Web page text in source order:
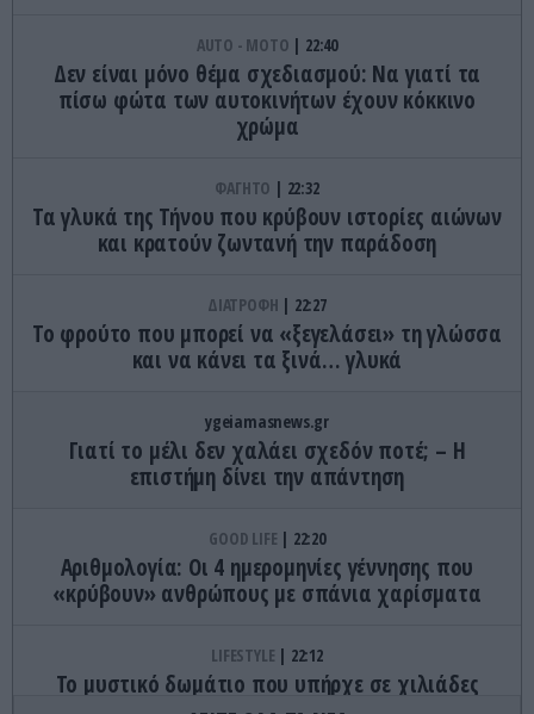
AUTO - MOTO 22:40
Δεν είναι μόνο θέμα σχεδιασμού: Να γιατί τα
πίσω φώτα των αυτοκινήτων έχουν κόκκινο
χρώμα
ΦΑΓΗΤΟ 22:32
Τα γλυκά της Τήνου που κρύβουν ιστορίες αιώνων
και κρατούν ζωντανή την παράδοση
ΔΙΑΤΡΟΦΗ 22:27
Το φρούτο που μπορεί να «ξεγελάσει» τη γλώσσα
και να κάνει τα ξινά… γλυκά
ygeiamasnews.gr
Γιατί το μέλι δεν χαλάει σχεδόν ποτέ; – Η
επιστήμη δίνει την απάντηση
GOOD LIFE 22:20
Αριθμολογία: Οι 4 ημερομηνίες γέννησης που
«κρύβουν» ανθρώπους με σπάνια χαρίσματα
LIFESTYLE 22:12
Το μυστικό δωμάτιο που υπήρχε σε χιλιάδες